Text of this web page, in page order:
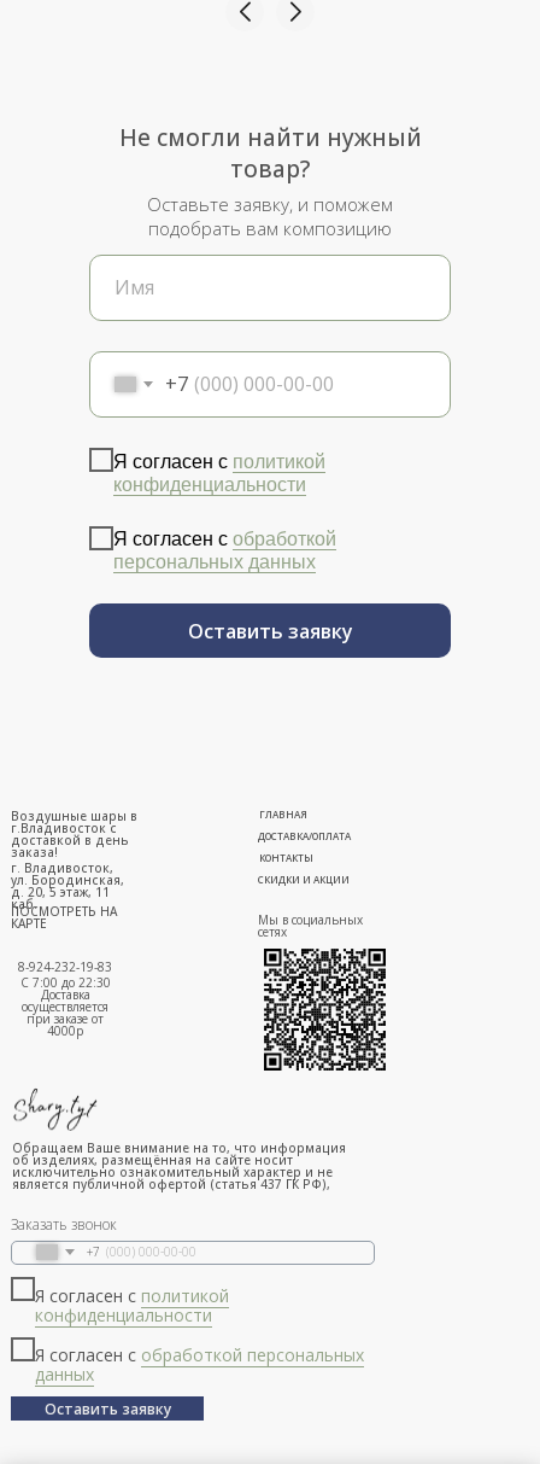
+7
Я согласен с политикой
конфиденциальности
Я согласен с обработкой
персональных данных
Оставить заявку
Не смогли найти нужный
товар?
Оставьте заявку, и поможем
подобрать вам композицию
г. Владивосток,
ул. Бородинская,
д. 20, 5 этаж, 11
каб.
ПОСМОТРЕТЬ НА
КАРТЕ
ГЛАВНАЯ
ДОСТАВКА/ОПЛАТА
СКИДКИ И АКЦИИ
КОНТАКТЫ
8-924-232-19-83
С 7:00 до 22:30
Доставка
осуществляется
при заказе от
4000р
Воздушные шары в
г.Владивосток с
доставкой в день
заказа!
Мы в социальных
сетях
Заказать звонок
+7
Я согласен с политикой
конфиденциальности
Я согласен с обработкой персональных
данных
Оставить заявку
Обращаем Ваше внимание на то, что информация
об изделиях, размещённая на сайте носит
исключительно ознакомительный характер и не
является публичной офертой (статья 437 ГК РФ),